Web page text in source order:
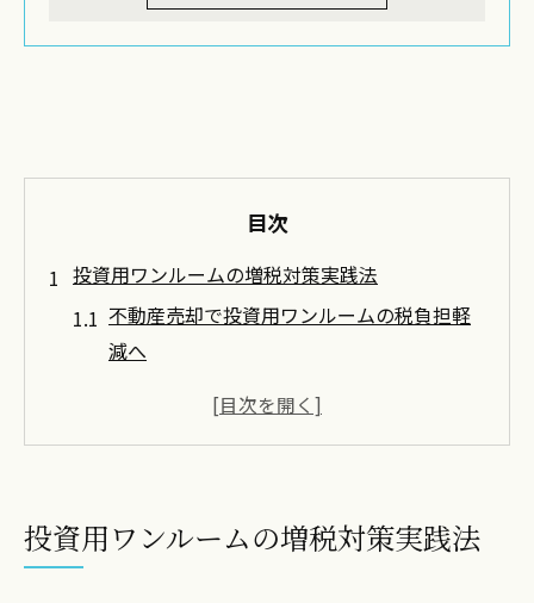
目次
投資用ワンルームの増税対策実践法
不動産売却で投資用ワンルームの税負担軽
減へ
増税時代に強い不動産売却の基本戦略とは
流れ
投資用ワンルームの増税対策実践法